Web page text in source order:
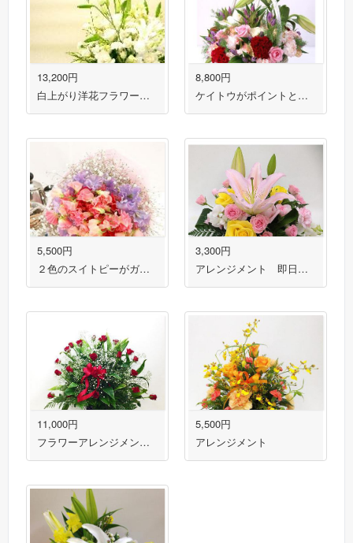
13,200円
白上がり洋花フラワーアレンジメント 送料無料！
8,800円
ケイトウがポイントとして引き立つフラワーアレンジメント 送料無料！
5,500円
２色のスイトピーがガーリーな花束 送料無料！
3,300円
アレンジメント 即日出荷対応！
11,000円
フラワーアレンジメント 送料無料！即日出荷対応！
5,500円
アレンジメント